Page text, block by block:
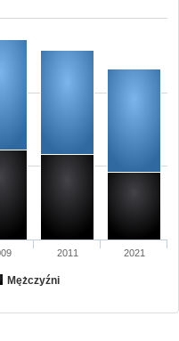
Mężczyźni
2011 2021